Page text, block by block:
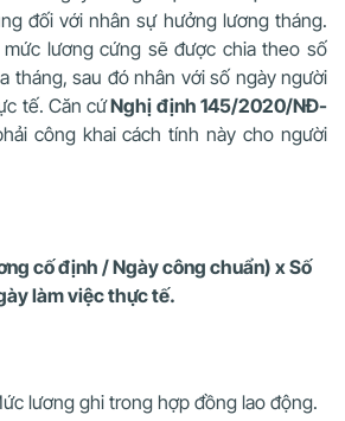
đối với nhân sự hưởng lương tháng.
lương cứng sẽ được chia theo số
tháng, sau đó nhân với số ngày người
tế. Căn cứNghị định 145/2020/NĐ-
công khai cách tính này cho người
cố định / Ngày công chuẩn) x Số
làm việc thực tế.
lương ghi trong hợp đồng lao động.